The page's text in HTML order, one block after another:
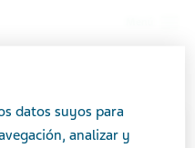
datos suyos para
analizar y